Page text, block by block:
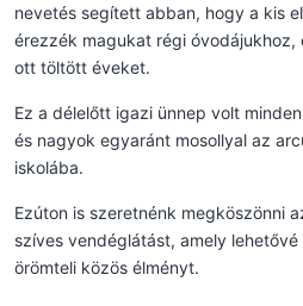
nevetés segített abban, hogy a kis
érezzék magukat régi óvodájukhoz,
ott töltött éveket.
Ez a délelőtt igazi ünnep volt
és nagyok egyaránt mosollyal az
iskolába.
Ezúton is szeretnénk megköszönni
szíves vendéglátást, amely
örömteli közös élményt.